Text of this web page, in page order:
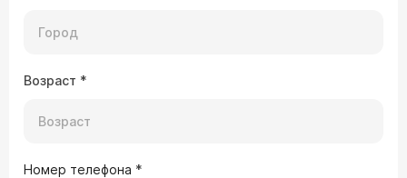
Возраст *
Номер телефона *